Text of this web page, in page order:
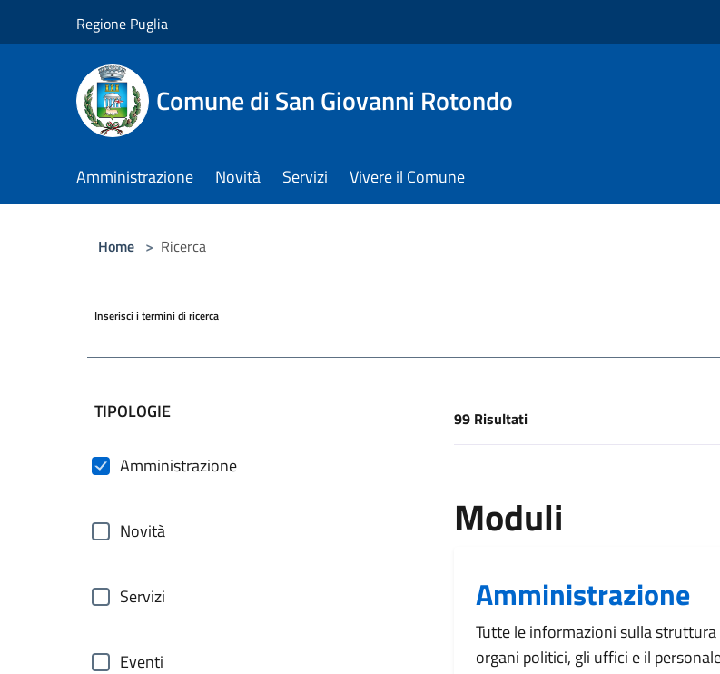
Regione Puglia
Comune di San Giovanni Rotondo
Amministrazione Novità Servizi Vivere il Comune
Home > Ricerca
Inserisci i termini di ricerca
filtri da applicare
TIPOLOGIE
Amministrazione
Novità
Servizi
Eventi
[results]
99 Risultati
Moduli
Amministrazione
Tutte le informazioni sulla
organi politici, gli uffici e il